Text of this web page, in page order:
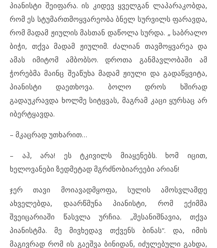
პიანისტი შეიფარა. ის კიდევ ყველგან ლაპარაკობდა,
რომ ეს სტუმართმოყვარეობა ბნელ სურვილს ფარავდა,
რომ მადამ ჟიულის მასთან დაწოლა სურდა. „ საბრალო
ბიჭი, თქვა მადამ ჟიულიმ. ძალიან თავმოყვარეა და
ამას იმიტომ ამბობსო. დროთა განმავლობაში ამ
ჭორებმა მაინც შეაწუხა მადამ ჟიული და გადაწყვიტა,
პიანისტი დაეთხოვა. ბოლო დროს ხშირად
გადაუკრავდა ხოლმე სიტყვას, მაგრამ კაცი ყურსაც არ
იბერტყავდა.
– მკაცრად უთხარით…
– აჰ, არა! ეს ტკივილს მიაყენებს. ხომ იცით,
ხელოვანები ზედმეტად მგრძნობიარეები არიან!
ჯერ თავი მოიავადმყოფა, სულის ამოსვლამდე
ახველებდა, დაარწმუნა პიანისტი, რომ ექიმმა
შვეიცარიაში წასვლა ურჩია. „შესანიშნავია, თქვა
პიანისტმა. მე მივხედავ თქვენს ბინას“. და, იმის
მაგივრად რომ ის გაეშვა ბინიდან, იძულებული გახდა,